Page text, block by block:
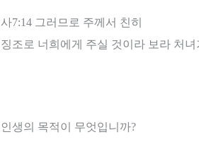
사7:14 그러므로 주께서 친히
징조로 너희에게 주실 것이라 보라 처
인생의 목적이 무엇입니까?